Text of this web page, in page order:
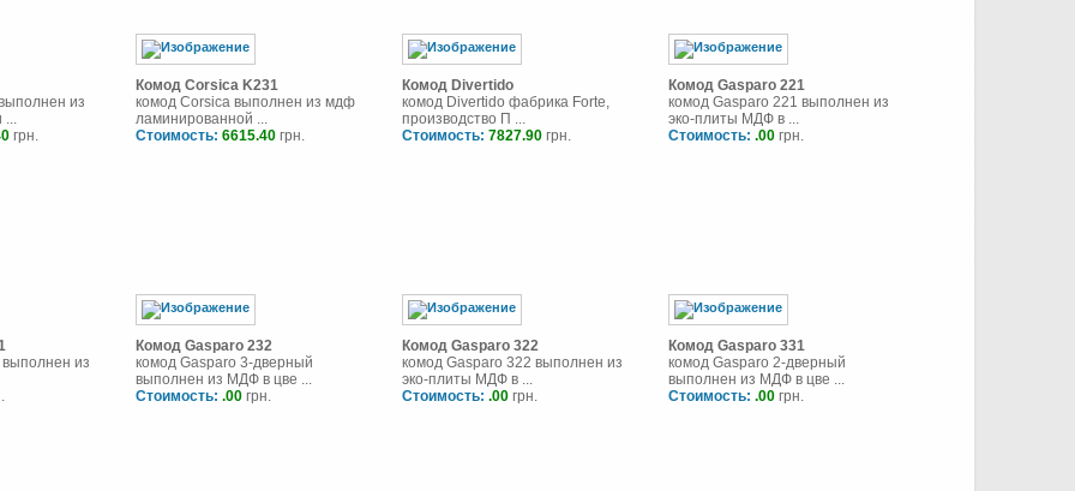
из
...
грн.
Комод Corsica K231
комод Corsica выполнен из мдф
ламинированной ...
Стоимость: 6615.40 грн.
Комод Divertido
комод Divertido фабрика Forte,
производство П ...
Стоимость: 7827.90 грн.
Комод Gasparo 221
комод Gasparo 221 выполнен из
эко-плиты МДФ в ...
Стоимость: .00 грн.
из
Комод Gasparo 232
комод Gasparo 3-дверный
выполнен из МДФ в цве ...
Стоимость: .00 грн.
Комод Gasparo 322
комод Gasparo 322 выполнен из
эко-плиты МДФ в ...
Стоимость: .00 грн.
Комод Gasparo 331
комод Gasparo 2-дверный
выполнен из МДФ в цве ...
Стоимость: .00 грн.